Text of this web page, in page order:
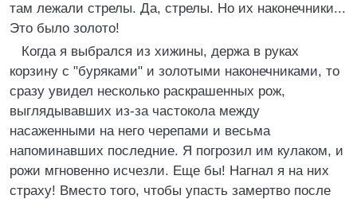
там лежали стрелы. Да, стрелы. Но их наконечники...
Это было золото!
Когда я выбрался из хижины, держа в руках
корзину с "буряками" и золотыми наконечниками, то
сразу увидел несколько раскрашенных рож,
выглядывавших из-за частокола между
насаженными на него черепами и весьма
напоминавших последние. Я погрозил им кулаком, и
рожи мгновенно исчезли. Еще бы! Нагнал я на них
страху! Вместо того, чтобы упасть замертво после